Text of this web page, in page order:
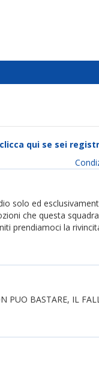
clicca qui se sei
solo ed
che questa
prendiamoci la
PUO BASTARE, IL